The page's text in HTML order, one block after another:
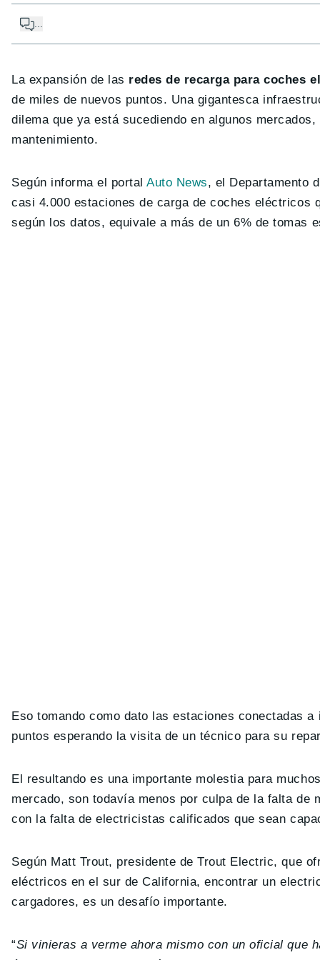
...
La expansión de las redes de recarga para coches
de miles de nuevos puntos. Una gigantesca
dilema que ya está sucediendo en algunos
mantenimiento.
Según informa el portal Auto News, el Departamento
casi 4.000 estaciones de carga de coches eléctricos
según los datos, equivale a más de un 6% de tomas
Eso tomando como dato las estaciones conectadas
puntos esperando la visita de un técnico para su
El resultando es una importante molestia para
mercado, son todavía menos por culpa de la falta de
con la falta de electricistas calificados que sean
Según Matt Trout, presidente de Trout Electric, que
eléctricos en el sur de California, encontrar un
cargadores, es un desafío importante.
“Si vinieras a verme ahora mismo con un oficial que